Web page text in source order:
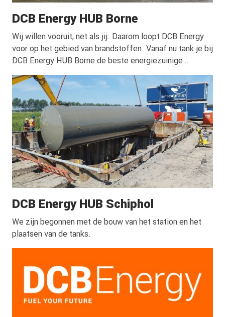
DCB Energy HUB Borne
Wij willen vooruit, net als jij. Daarom loopt DCB Energy
voor op het gebied van brandstoffen. Vanaf nu tank je bij
DCB Energy HUB Borne de beste energiezuinige
brandstoffen tegen scherpe prijzen. CNG+ en LNG zijn
vanaf nu beschikbaar op deze locatie.
DCB Energy HUB Schiphol
We zijn begonnen met de bouw van het station en het
plaatsen van de tanks.